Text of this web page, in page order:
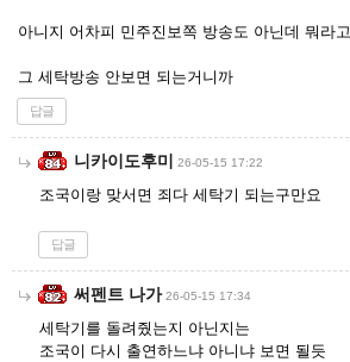
아니지 어차피 민주진보쪽 방송도 아닌데 뭐라
그 세탁방송 안보면 되는거니까
답글
니카이도후미 26-05-15 17:22
조국이랑 맞서면 죄다 세탁기 되는구만요
답글
써펜트 나가 26-05-15 17:34
세탁기를 돌려줬는지 아닌지는
조국이 다시 출연하느냐 아니냐 보면 될듯